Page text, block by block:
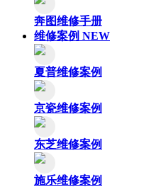
奔图维修手册
维修案例 NEW
夏普维修案例
京瓷维修案例
东芝维修案例
施乐维修案例